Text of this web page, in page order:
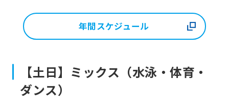
年間スケジュール
【土日】ミックス（水泳・体育・
ダンス）